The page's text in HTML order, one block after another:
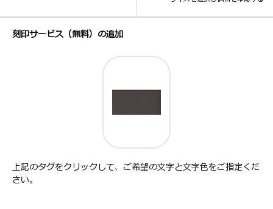
刻印サービス（無料）の追加
上記のタグをクリックして、ご希望の文字と文字色をご指定くだ
さい。